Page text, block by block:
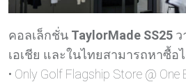
คอลเล็กชั่น TaylorMade SS25 ว
เอเชีย และในไทยสามารถหาซื้อ
• Only Golf Flagship Store @